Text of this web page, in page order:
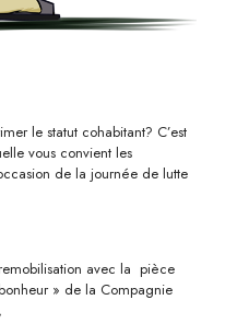
le statut cohabitant? C’est
vous convient les
de la journée de lutte
avec la pièce
» de la Compagnie